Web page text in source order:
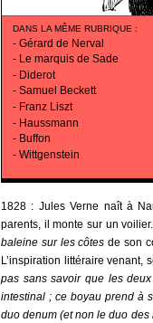
DANS LA MÊME RUBRIQUE :
- Gérard de Nerval
- Le marquis de Sade
- Diderot
- Samuel Beckett
- Franz Liszt
- Haussmann
- Buffon
- Wittgenstein
1828 : Jules Verne naît à
parents, il monte sur un
baleine sur les côtesde son
L’inspiration littéraire venant,
pas sans savoir que les
intestinal ; ce boyau prend à
duo denum (et non le duo